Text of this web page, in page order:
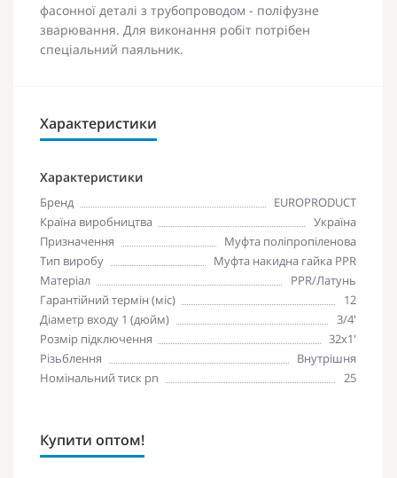
фасонної деталі з трубопроводом - поліфузне
зварювання. Для виконання робіт потрібен
спеціальний паяльник.
Характеристики
Характеристики
Бренд
EUROPRODUCT
Країна виробництва
Україна
Призначення
Муфта поліпропіленова
Тип виробу
Муфта накидна гайка PPR
Матеріал
PPR/Латунь
Гарантійний термін (міс)
12
Діаметр входу 1 (дюйм)
3/4'
Розмір підключення
32х1'
Різьблення
Внутрішня
Номінальний тиск pn
25
Купити оптом!